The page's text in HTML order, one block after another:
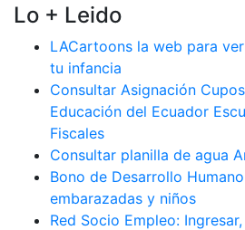
Lo + Leido
LACartoons la web para
tu infancia
Consultar Asignación
Educación del Ecuador
Fiscales
Consultar planilla de agua
Bono de Desarrollo
embarazadas y niños
Red Socio Empleo: